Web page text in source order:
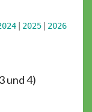
2025 2026
und 4)